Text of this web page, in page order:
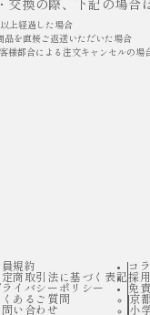
交換の際、下記の場合
上経過した場合
品を直接ご返送いただいた場合
様都合による注文キャンセルの場
員規約
商取引法に基づく表記
ライバシーポリシー
くあるご質問
問い合わせ
コ
採
免
京
小